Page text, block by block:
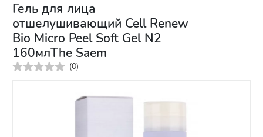
Гель для лица
отшелушивающий Cell Renew
Bio Micro Peel Soft Gel N2
160млThe Saem
(0)